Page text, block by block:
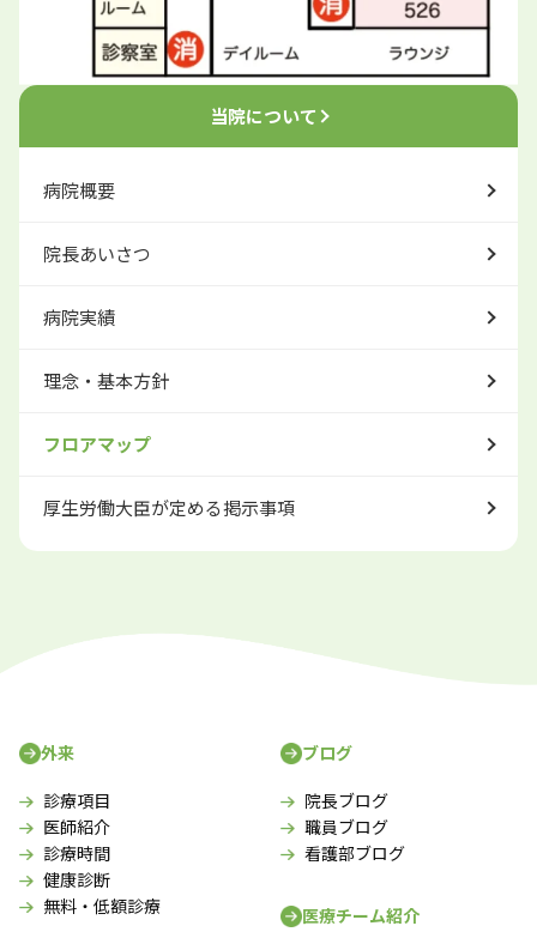
当院について
病院概要
院長あいさつ
病院実績
理念・基本方針
フロアマップ
厚生労働大臣が定める掲示事項
外来
診療項目
医師紹介
診療時間
健康診断
無料・低額診療
ブログ
院長ブログ
職員ブログ
看護部ブログ
医療チーム紹介